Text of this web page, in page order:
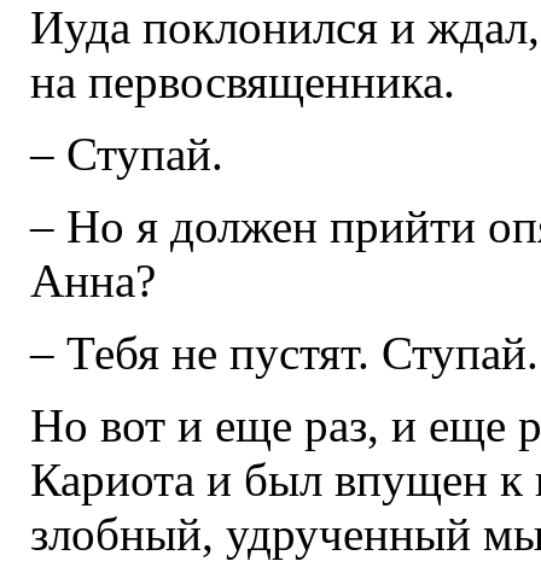
Иуда поклонился и
на первосвященника.
– Ступай.
– Но я должен прийти
Анна?
– Тебя не пустят. Ступай.
Но вот и еще раз, и еще
Кариота и был впущен
злобный, удрученный